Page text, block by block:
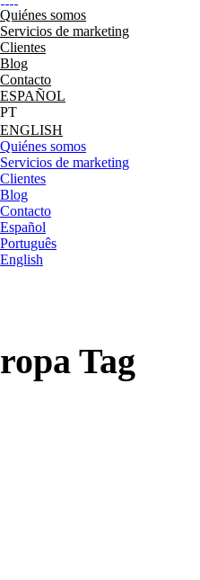
Quiénes somos
Servicios de marketing
Clientes
Blog
Contacto
ESPAÑOL
ENGLISH
Quiénes somos
Servicios de marketing
Clientes
Blog
Contacto
Español
Português
English
ropa Tag